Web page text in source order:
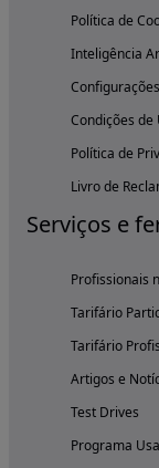
Política de
Inteligência
Condições de
Política de
Livro de
Serviços e
Profissionais
Tarifário
Tarifário
Artigos e
Test Drives
Programa